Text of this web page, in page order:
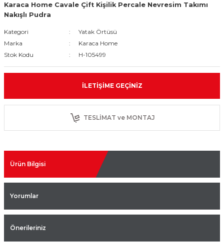
Karaca Home Cavale Çift Kişilik Percale Nevresim Takımı
Nakışlı Pudra
Kategori
Yatak Örtüsü
Marka
Karaca Home
Stok Kodu
H-105499
İLETIŞIME GEÇINIZ
TESLİMAT ve MONTAJ
Ürün Bilgisi
Yorumlar
Önerileriniz